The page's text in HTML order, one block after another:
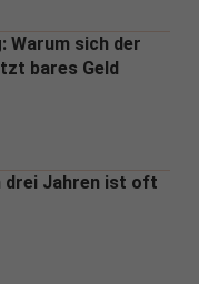
Warum sich der
bares Geld
drei Jahren ist oft